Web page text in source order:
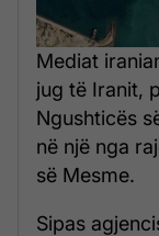
Mediat
jug të Iranit,
Ngushticës
në një nga
së Mesme.
Sipas